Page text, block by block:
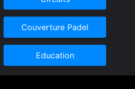
Couverture Padel
Education